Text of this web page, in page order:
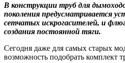
В конструкции труб для
поколения предусматривается
сетчатых искрогасителей, и
создания постоянной тяги.
Сегодня даже для самых старых
возможность подобрать комплект